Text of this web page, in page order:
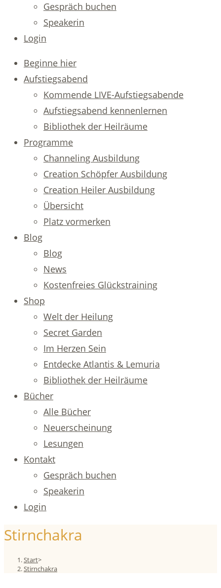
Gespräch buchen
Speakerin
Login
Beginne hier
Aufstiegsabend
Kommende LIVE-Aufstiegsabende
Aufstiegsabend kennenlernen
Bibliothek der Heilräume
Programme
Channeling Ausbildung
Creation Schöpfer Ausbildung
Creation Heiler Ausbildung
Übersicht
Platz vormerken
Blog
Blog
News
Kostenfreies Glückstraining
Shop
Welt der Heilung
Secret Garden
Im Herzen Sein
Entdecke Atlantis & Lemuria
Bibliothek der Heilräume
Bücher
Alle Bücher
Neuerscheinung
Lesungen
Kontakt
Gespräch buchen
Speakerin
Login
Stirnchakra
Start>
Stirnchakra